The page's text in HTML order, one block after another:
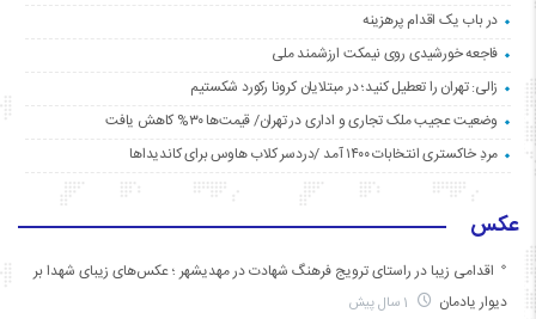
در باب یک اقدام پرهزینه
فاجعه خورشیدی روی نیمکت ارزشمند ملی
زالی: تهران را تعطیل کنید؛ در مبتلایان کرونا رکورد شکستیم
وضعیت عجیب ملک تجاری و اداری در تهران/ قیمت‌ها ۳۰% کاهش یافت
مردِ خاکستری انتخابات ۱۴۰۰ آمد /دردسر کلاب هاوس برای کاندیداها
عکس
اقدامی زیبا در راستای ترویج فرهنگ شهادت در مهدیشهر ؛ عکس‌های زیبای شهدا بر
دیوار یادمان